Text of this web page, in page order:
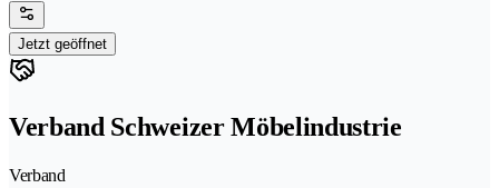
Jetzt geöffnet
Verband Schweizer Möbelindustrie
Verband